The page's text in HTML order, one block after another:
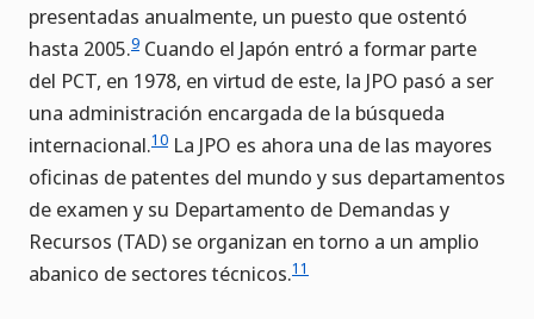
presentadas anualmente, un puesto que ostentó
hasta 2005.9 Cuando el Japón entró a formar parte
del PCT, en 1978, en virtud de este, la JPO pasó a ser
una administración encargada de la búsqueda
internacional.10 La JPO es ahora una de las mayores
oficinas de patentes del mundo y sus departamentos
de examen y su Departamento de Demandas y
Recursos (TAD) se organizan en torno a un amplio
abanico de sectores técnicos.11